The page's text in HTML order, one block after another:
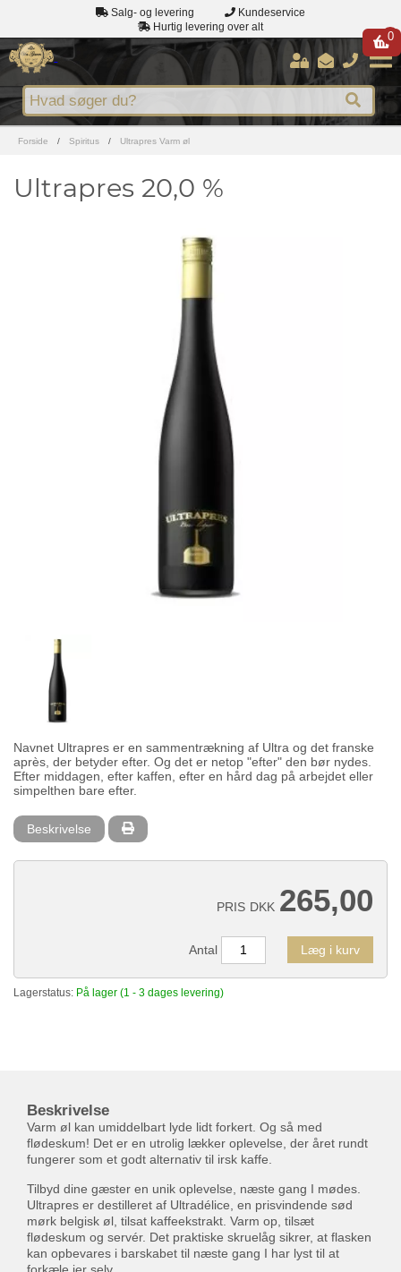
Salg- og levering
Kundeservice
Hurtig levering over alt
0
Forside / Spiritus / Ultrapres Varm øl
Ultrapres 20,0 %
Navnet Ultrapres er en sammentrækning af Ultra og det franske
après, der betyder efter. Og det er netop "efter" den bør nydes.
Efter middagen, efter kaffen, efter en hård dag på arbejdet eller
simpelthen bare efter.
Beskrivelse
PRIS DKK 265,00
Antal Læg i kurv
Lagerstatus: På lager (1 - 3 dages levering)
Beskrivelse
Varm øl kan umiddelbart lyde lidt forkert. Og så med
flødeskum! Det er en utrolig lækker oplevelse, der året rundt
fungerer som et godt alternativ til irsk kaffe.
Tilbyd dine gæster en unik oplevelse, næste gang I mødes.
Ultrapres er destilleret af Ultradélice, en prisvindende sød
mørk belgisk øl, tilsat kaffeekstrakt. Varm op, tilsæt
flødeskum og servér. Det praktiske skruelåg sikrer, at flasken
kan opbevares i barskabet til næste gang I har lyst til at
forkæle jer selv.